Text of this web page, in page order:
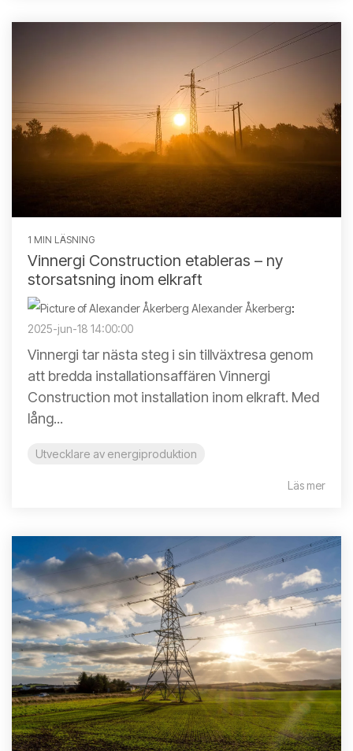
1 MIN LÄSNING
Vinnergi Construction etableras – ny
storsatsning inom elkraft
Alexander Åkerberg:
2025-jun-18 14:00:00
Vinnergi tar nästa steg i sin tillväxtresa genom
att bredda installationsaffären Vinnergi
Construction mot installation inom elkraft. Med
lång...
Utvecklare av energiproduktion
Läs mer